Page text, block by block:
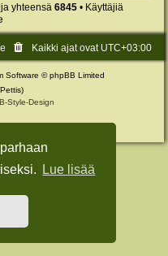
Lue lisää
yhteensä 6845 • Käyttäjiä
Kaikki ajat ovat UTC+03:00
Software © phpBB Limited
Style-Design